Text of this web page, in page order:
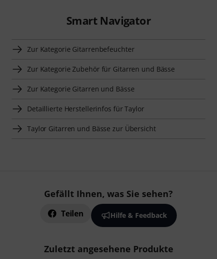
Smart Navigator
Zur Kategorie Gitarrenbefeuchter
Zur Kategorie Zubehör für Gitarren und Bässe
Zur Kategorie Gitarren und Bässe
Detaillierte Herstellerinfos für Taylor
Taylor Gitarren und Bässe zur Übersicht
Gefällt Ihnen, was Sie sehen?
Teilen Hilfe & Feedback
Zuletzt angesehene Produkte